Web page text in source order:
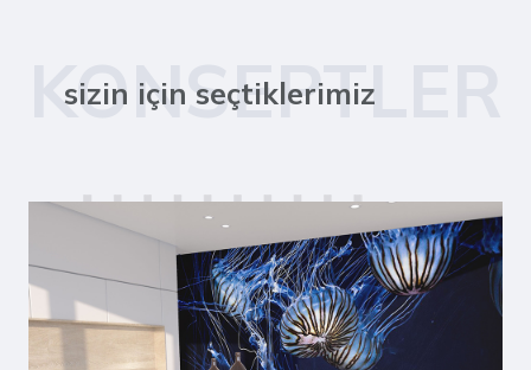
KONSEPTLER
sizin için seçtiklerimiz